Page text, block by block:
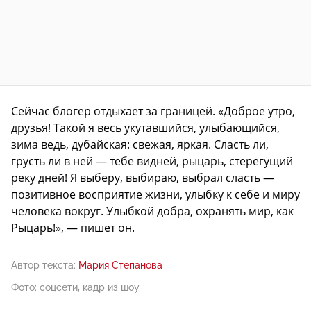
Сейчас блогер отдыхает за границей. «Доброе утро,
друзья! Такой я весь укутавшийся, улыбающийся,
зима ведь, дубайская: свежая, яркая. Сласть ли,
грусть ли в ней — тебе видней, рыцарь, стерегущий
реку дней! Я выберу, выбираю, выбрал сласть —
позитивное восприятие жизни, улыбку к себе и миру
человека вокруг. Улыбкой добра, охранять мир, как
Рыцарь!», — пишет он.
Автор текста: Мария Степанова
Фото: соцсети, кадр из шоу